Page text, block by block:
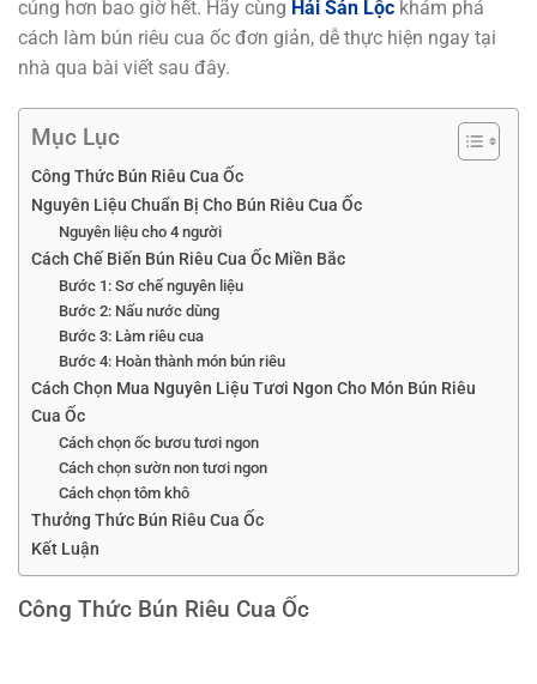
cúng hơn bao giờ hết. Hãy cùng Hải Sản Lộc khám phá
cách làm bún riêu cua ốc đơn giản, dễ thực hiện ngay tại
nhà qua bài viết sau đây.
Mục Lục
Công Thức Bún Riêu Cua Ốc
Nguyên Liệu Chuẩn Bị Cho Bún Riêu Cua Ốc
Nguyên liệu cho 4 người
Cách Chế Biến Bún Riêu Cua Ốc Miền Bắc
Bước 1: Sơ chế nguyên liệu
Bước 2: Nấu nước dùng
Bước 3: Làm riêu cua
Bước 4: Hoàn thành món bún riêu
Cách Chọn Mua Nguyên Liệu Tươi Ngon Cho Món Bún Riêu
Cua Ốc
Cách chọn ốc bươu tươi ngon
Cách chọn sườn non tươi ngon
Cách chọn tôm khô
Thưởng Thức Bún Riêu Cua Ốc
Kết Luận
Công Thức Bún Riêu Cua Ốc